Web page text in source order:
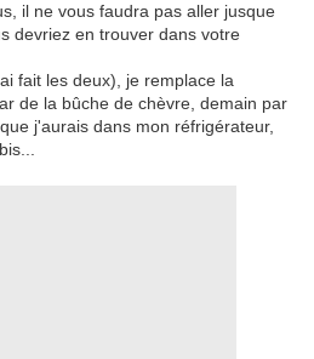
il ne vous faudra pas aller jusque
devriez en trouver dans votre
fait les deux), je remplace la
de la bûche de chèvre, demain par
j'aurais dans mon réfrigérateur,